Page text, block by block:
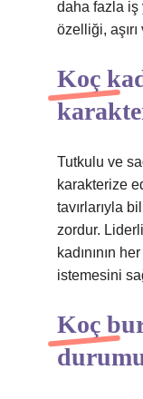
daha fazla iş
özelliği,
Koç
Tutkulu ve
karakterize
tavırlarıyla
zordur.
kadınının
istemesini
Koç